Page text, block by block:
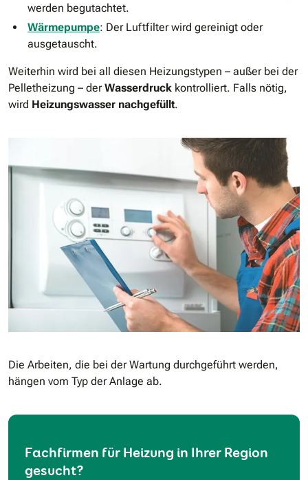
werden begutachtet.
Wärmepumpe: Der Luftfilter wird gereinigt oder
ausgetauscht.
Weiterhin wird bei all diesen Heizungstypen – außer bei der
Pelletheizung – derWasserdruck kontrolliert. Falls nötig,
wird Heizungswasser nachgefüllt.
Die Arbeiten, die bei der Wartung durchgeführt werden,
hängen vom Typ der Anlage ab.
Fachfirmen für Heizung in Ihrer Region
gesucht?